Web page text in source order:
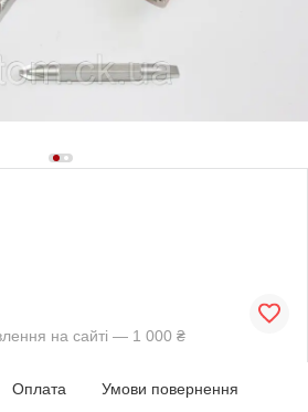
на сайті — 1 000 ₴
Оплата Умови повернення